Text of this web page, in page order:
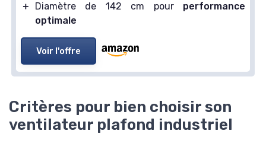
＋
Diamètre de 142 cm pour performance
optimale
Voir l'offre
Critères pour bien choisir son
ventilateur plafond industriel